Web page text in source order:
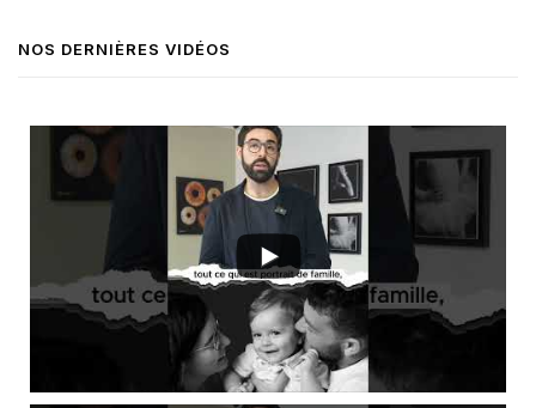
NOS DERNIÈRES VIDÉOS